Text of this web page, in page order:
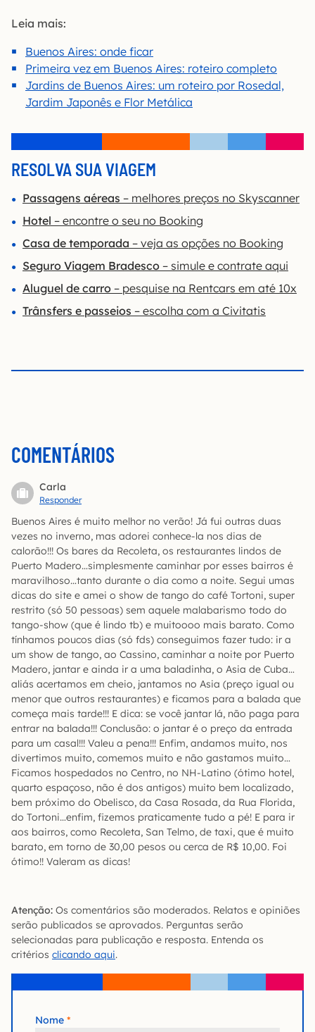
Leia mais:
Buenos Aires: onde ficar
Primeira vez em Buenos Aires: roteiro completo
Jardins de Buenos Aires: um roteiro por Rosedal,
Jardim Japonês e Flor Metálica
RESOLVA SUA VIAGEM
Passagens aéreas – melhores preços no Skyscanner
Hotel – encontre o seu no Booking
Casa de temporada – veja as opções no Booking
Seguro Viagem Bradesco – simule e contrate aqui
Aluguel de carro – pesquise na Rentcars em até 10x
Trânsfers e passeios – escolha com a Civitatis
COMENTÁRIOS
Carla
Responder
Buenos Aires é muito melhor no verão! Já fui outras duas
vezes no inverno, mas adorei conhece-la nos dias de
calorão!!! Os bares da Recoleta, os restaurantes lindos de
Puerto Madero…simplesmente caminhar por esses bairros é
maravilhoso…tanto durante o dia como a noite. Segui umas
dicas do site e amei o show de tango do café Tortoni, super
restrito (só 50 pessoas) sem aquele malabarismo todo do
tango-show (que é lindo tb) e muitoooo mais barato. Como
tínhamos poucos dias (só fds) conseguimos fazer tudo: ir a
um show de tango, ao Cassino, caminhar a noite por Puerto
Madero, jantar e ainda ir a uma baladinha, o Asia de Cuba…
aliás acertamos em cheio, jantamos no Asia (preço igual ou
menor que outros restaurantes) e ficamos para a balada que
começa mais tarde!!! E dica: se você jantar lá, não paga para
entrar na balada!!! Conclusão: o jantar é o preço da entrada
para um casal!!! Valeu a pena!!! Enfim, andamos muito, nos
divertimos muito, comemos muito e não gastamos muito…
Ficamos hospedados no Centro, no NH-Latino (ótimo hotel,
quarto espaçoso, não é dos antigos) muito bem localizado,
bem próximo do Obelisco, da Casa Rosada, da Rua Florida,
do Tortoni…enfim, fizemos praticamente tudo a pé! E para ir
aos bairros, como Recoleta, San Telmo, de taxi, que é muito
barato, em torno de 30,00 pesos ou cerca de R$ 10,00. Foi
ótimo!! Valeram as dicas!
Atenção: Os comentários são moderados. Relatos e opiniões
serão publicados se aprovados. Perguntas serão
selecionadas para publicação e resposta. Entenda os
critérios clicando aqui.
Nome